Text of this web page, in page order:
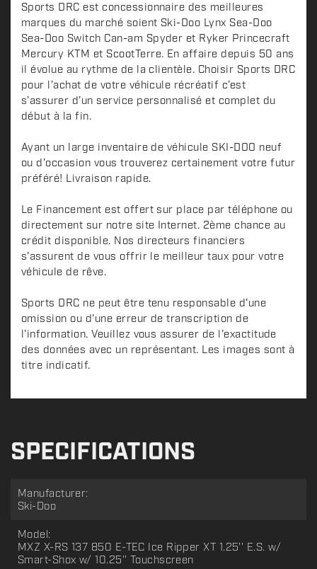
Sports DRC est concessionnaire des meilleures
marques du marché soient Ski-Doo Lynx Sea-Doo
Sea-Doo Switch Can-am Spyder et Ryker Princecraft
Mercury KTM et ScootTerre. En affaire depuis 50 ans
il évolue au rythme de la clientèle. Choisir Sports DRC
pour l’achat de votre véhicule récréatif c’est
s’assurer d’un service personnalisé et complet du
début à la fin.
Ayant un large inventaire de véhicule SKI-DOO neuf
ou d'occasion vous trouverez certainement votre futur
préféré! Livraison rapide.
Le Financement est offert sur place par téléphone ou
directement sur notre site Internet. 2ème chance au
crédit disponible. Nos directeurs financiers
s'assurent de vous offrir le meilleur taux pour votre
véhicule de rêve.
Sports DRC ne peut être tenu responsable d'une
omission ou d'une erreur de transcription de
l'information. Veuillez vous assurer de l'exactitude
des données avec un représentant. Les images sont à
titre indicatif.
SPECIFICATIONS
Manufacturer:
Ski-Doo
Model:
MXZ X-RS 137 850 E-TEC Ice Ripper XT 1.25'' E.S. w/
Smart-Shox w/ 10.25'' Touchscreen